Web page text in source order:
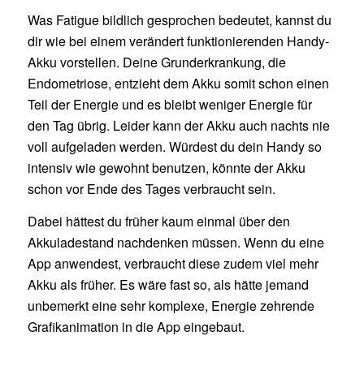
Was Fatigue bildlich gesprochen bedeutet, kannst du
dir wie bei einem verändert funktionierenden Handy-
Akku vorstellen. Deine Grunderkrankung, die
Endometriose, entzieht dem Akku somit schon einen
Teil der Energie und es bleibt weniger Energie für
den Tag übrig. Leider kann der Akku auch nachts nie
voll aufgeladen werden. Würdest du dein Handy so
intensiv wie gewohnt benutzen, könnte der Akku
schon vor Ende des Tages verbraucht sein.
Dabei hättest du früher kaum einmal über den
Akkuladestand nachdenken müssen. Wenn du eine
App anwendest, verbraucht diese zudem viel mehr
Akku als früher. Es wäre fast so, als hätte jemand
unbemerkt eine sehr komplexe, Energie zehrende
Grafikanimation in die App eingebaut.